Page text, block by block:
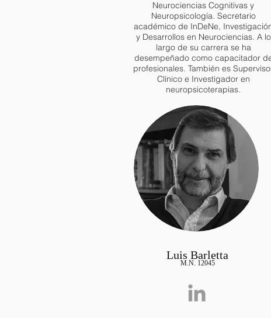
Neurociencias Cognitivas y
Neuropsicología. Secretario
académico de InDeNe,
y Desarrollos en Neurociencias. A lo
largo de su carrera se ha
desempeñado como capacitador
profesionales. También es
Clínico e Investigador en
neuropsicoterapias.
Luis Barletta
M.N. 12045